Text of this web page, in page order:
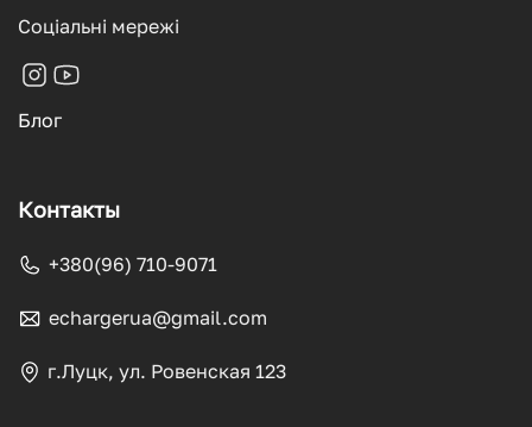
Соціальні мережі
Блог
Контакты
+380(96) 710-9071
echargerua@gmail.com
г.Луцк, ул. Ровенская 123